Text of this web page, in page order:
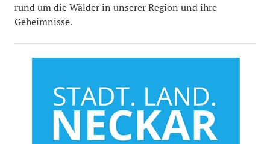
rund um die Wälder in unserer Region und ihre
Geheimnisse.